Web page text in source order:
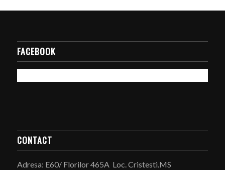
FACEBOOK
CONTACT
Adresa: E60/ Florilor 465A Loc. Cristesti.MS